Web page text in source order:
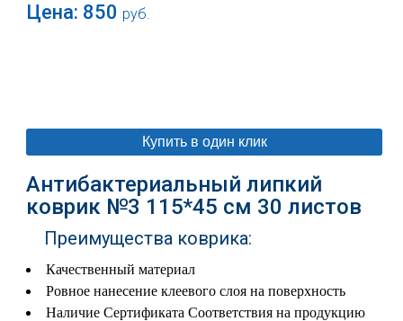
Цена: 850 руб.
Купить в один клик
Антибактериальный липкий
коврик №3 115*45 см 30 листов
Преимущества коврика:
Качественныйматериал
Ровное нанесение клеевого слоя на поверхность
Наличие Сертификата Соответствия на продукцию